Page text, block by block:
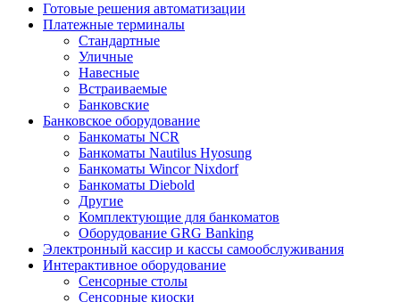
Готовые решения автоматизации
Платежные терминалы
Стандартные
Уличные
Навесные
Встраиваемые
Банковские
Банковское оборудование
Банкоматы NCR
Банкоматы Nautilus Hyosung
Банкоматы Wincor Nixdorf
Банкоматы Diebold
Другие
Комплектующие для банкоматов
Оборудование GRG Banking
Электронный кассир и кассы самообслуживания
Интерактивное оборудование
Сенсорные столы
Сенсорные киоски